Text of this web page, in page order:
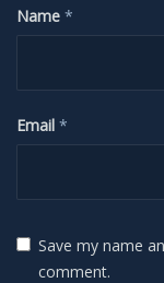
Planeten
Merkur
Saturn
Name *
Email *
Save my name
comment.